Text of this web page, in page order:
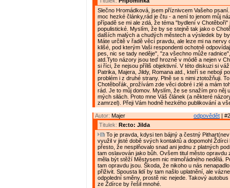
Slečno Hromádková, jsem příznivcem Vašeho
moc hezké články,rád je čtu - a není to jenom můj
případě se mi ale zdá, že téma "bydlení v Chotěboři"
populistické. Myslím, že by se stejně tak jako o
dalších malých a chudých městech a výsledek by
Máte určitě v řadě věcí pravdu, ale leze mi na nervy
klišé, pod kterým Vaši respondenti ochotně
pes, nic se tady neděje", "za všechno může
atd.Tyto názory jsou teď hrozně v módě a nejen v
si říci, že nejsou příliš objektivní. V této diskuzi si
Patrika, Majera, Jildy, Romana atd., kteří se nebojí
problém i z druhé strany. Plně se s nimi ztotožňuji.
Chotěbořák, prožívám zde věci dobré i zlé a mám
rád. Je to můj domov. Myslím, že se snažím pro něj
mých silách. Proto mne Váš článek (a některé
zamrzel). Přeji Vám hodně hezkého publikování a
odpovědět |
Autor: Majer
Titulek: Re:to: Jilda
To je pravda, kdysi ten bájný a čestný
využil v jisté době svých kontaktů a dopomohl Ždírci
přesto, že nesplňovalo snad ani jednu z platných
tam oslavován jako bůh. Ovšem titul město opravdu
měla být stěží Městysem nic mimořádného nedělá.
tam opravdu jsou. Škoda, že nikoho u nás
přiživit. Spousta lidí by tam našlo uplatnění, ale
odpolední směny, prostě nic nejede. Takový
ze Ždírce by řešil mnohé.